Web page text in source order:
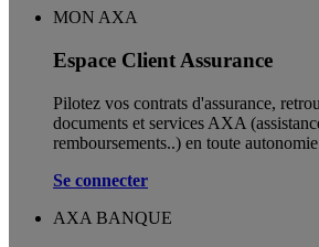
MON AXA
Espace Client Assurance
Pilotez vos contrats d'assurance,
documents et services AXA
remboursements..) en toute
Se connecter
AXA BANQUE